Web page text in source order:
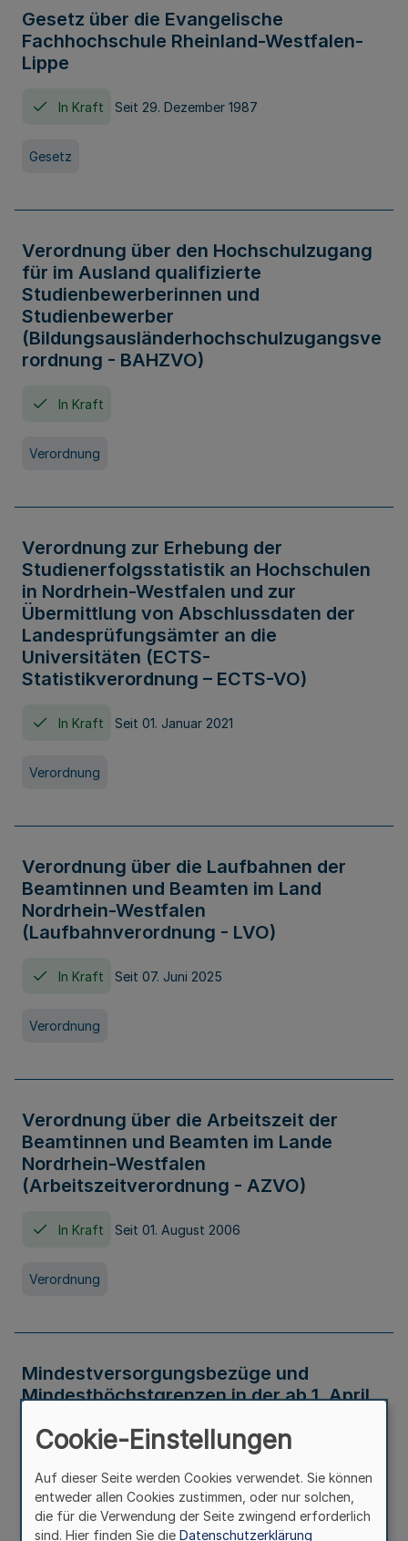
Gesetz über die Evangelische
Fachhochschule Rheinland-Westfalen-
Lippe
In Kraft Seit 29. Dezember 1987
Gesetz
Verordnung über den Hochschulzugang
für im Ausland qualifizierte
Studienbewerberinnen und
Studienbewerber
(Bildungsausländerhochschulzugangsve
rordnung - BAHZVO)
In Kraft
Verordnung
Verordnung zur Erhebung der
Studienerfolgsstatistik an Hochschulen
in Nordrhein-Westfalen und zur
Übermittlung von Abschlussdaten der
Landesprüfungsämter an die
Universitäten (ECTS-
Statistikverordnung – ECTS-VO)
In Kraft Seit 01. Januar 2021
Verordnung
Verordnung über die Laufbahnen der
Beamtinnen und Beamten im Land
Nordrhein-Westfalen
(Laufbahnverordnung - LVO)
In Kraft Seit 07. Juni 2025
Verordnung
Verordnung über die Arbeitszeit der
Beamtinnen und Beamten im Lande
Nordrhein-Westfalen
(Arbeitszeitverordnung - AZVO)
In Kraft Seit 01. August 2006
Verordnung
Mindestversorgungsbezüge und
Mindesthöchstgrenzen in der ab 1. April
Verwaltungsvorschrift
Cookie-Einstellungen
Auf dieser Seite werden Cookies verwendet. Sie können
entweder allen Cookies zustimmen, oder nur solchen,
die für die Verwendung der Seite zwingend erforderlich
sind. Hier finden Sie die Datenschutzerklärung